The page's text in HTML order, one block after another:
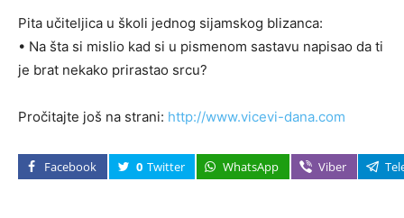
Pita učiteljica u školi jednog sijamskog blizanca:
• Na šta si mislio kad si u pismenom sastavu napisao da ti
je brat nekako prirastao srcu?
Pročitajte još na strani: http://www.vicevi-dana.com
Facebook 0 Twitter WhatsApp Viber